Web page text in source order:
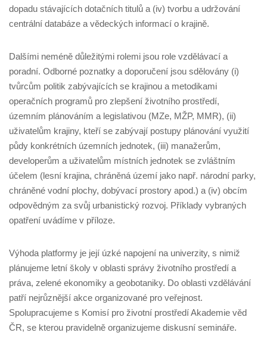
dopadu stávajících dotačních titulů a (iv) tvorbu a udržování
centrální databáze a vědeckých informací o krajině.
Dalšími neméně důležitými rolemi jsou role vzdělávací a
poradní. Odborné poznatky a doporučení jsou sdělovány (i)
tvůrcům politik zabývajících se krajinou a metodikami
operačních programů pro zlepšení životního prostředí,
územním plánováním a legislativou (MZe, MŽP, MMR), (ii)
uživatelům krajiny, kteří se zabývají postupy plánování využití
půdy konkrétních územních jednotek, (iii) manažerům,
developerům a uživatelům místních jednotek se zvláštním
účelem (lesní krajina, chráněná území jako např. národní parky,
chráněné vodní plochy, dobývací prostory apod.) a (iv) obcím
odpovědným za svůj urbanistický rozvoj. Příklady vybraných
opatření uvádíme v příloze.
Výhoda platformy je její úzké napojení na univerzity, s nimiž
plánujeme letní školy v oblasti správy životního prostředí a
práva, zelené ekonomiky a geobotaniky. Do oblasti vzdělávání
patří nejrůznější akce organizované pro veřejnost.
Spolupracujeme s Komisí pro životní prostředí Akademie věd
ČR, se kterou pravidelně organizujeme diskusní semináře.